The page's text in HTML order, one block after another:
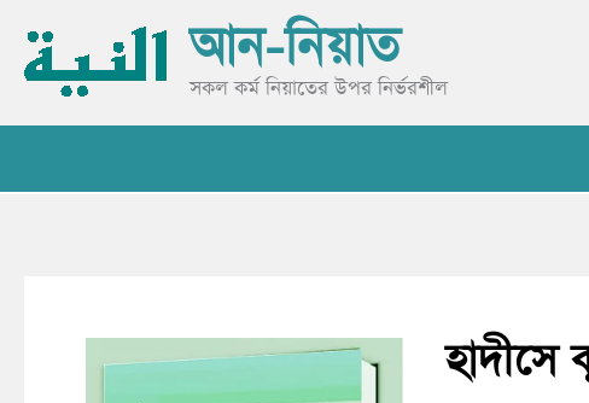
content
আন-নিয়াত
সকল কর্ম নিয়াতের উপর নির্ভরশীল
হাদীসে